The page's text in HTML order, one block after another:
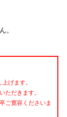
。
げます。
ただきます。
ご寛容くださいま